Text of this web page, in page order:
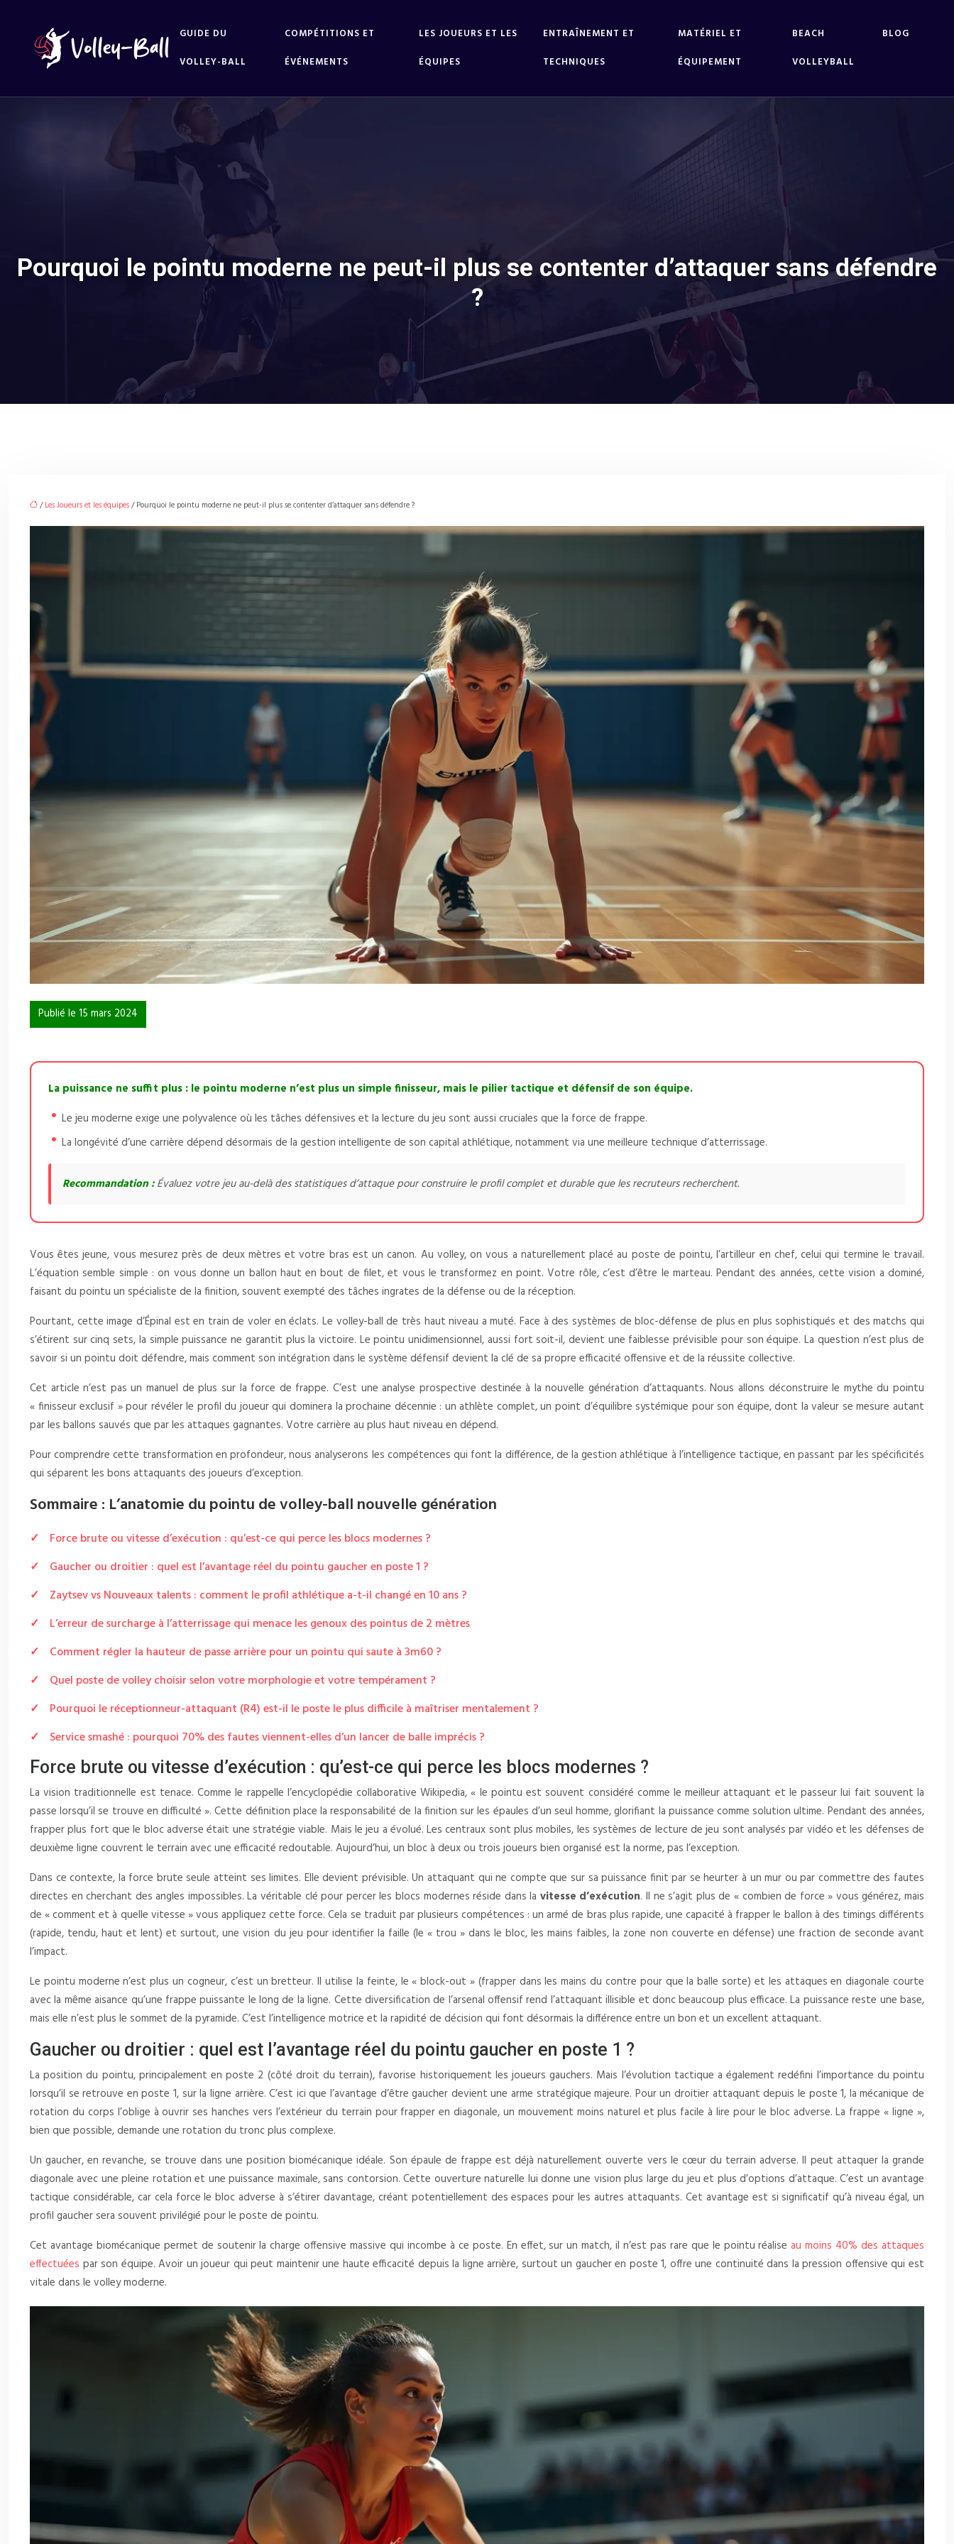
GUIDE DU
VOLLEY-BALL
COMPÉTITIONS ET
ÉVÉNEMENTS
LES JOUEURS ET LES
ÉQUIPES
ENTRAÎNEMENT ET
TECHNIQUES
MATÉRIEL ET
ÉQUIPEMENT
BEACH
VOLLEYBALL
BLOG
Pourquoi le pointu moderne ne peut-il plus se contenter d’attaquer sans défendre
?
/Les Joueurs et les équipes/ Pourquoi le pointu moderne ne peut-il plus se contenter d’attaquer sans défendre ?
Publié le 15 mars 2024
La puissance ne suffit plus : le pointu moderne n’est plus un simple finisseur, mais le pilier tactique et défensif de son équipe.
Le jeu moderne exige une polyvalence où les tâches défensives et la lecture du jeu sont aussi cruciales que la force de frappe.
La longévité d’une carrière dépend désormais de la gestion intelligente de son capital athlétique, notamment via une meilleure technique d’atterrissage.
Recommandation :Évaluez votre jeu au-delà des statistiques d’attaque pour construire le profil complet et durable que les recruteurs recherchent.
Vous êtes jeune, vous mesurez près de deux mètres et votre bras est un canon. Au volley, on vous a naturellement placé au poste de pointu, l’artilleur en chef, celui qui termine le travail.
L’équation semble simple : on vous donne un ballon haut en bout de filet, et vous le transformez en point. Votre rôle, c’est d’être le marteau. Pendant des années, cette vision a dominé,
faisant du pointu un spécialiste de la finition, souvent exempté des tâches ingrates de la défense ou de la réception.
Pourtant, cette image d’Épinal est en train de voler en éclats. Le volley-ball de très haut niveau a muté. Face à des systèmes de bloc-défense de plus en plus sophistiqués et des matchs qui
s’étirent sur cinq sets, la simple puissance ne garantit plus la victoire. Le pointu unidimensionnel, aussi fort soit-il, devient une faiblesse prévisible pour son équipe. La question n’est plus de
savoir si un pointu doit défendre, mais comment son intégration dans le système défensif devient la clé de sa propre efficacité offensive et de la réussite collective.
Cet article n’est pas un manuel de plus sur la force de frappe. C’est une analyse prospective destinée à la nouvelle génération d’attaquants. Nous allons déconstruire le mythe du pointu
« finisseur exclusif » pour révéler le profil du joueur qui dominera la prochaine décennie : un athlète complet, un point d’équilibre systémique pour son équipe, dont la valeur se mesure autant
par les ballons sauvés que par les attaques gagnantes. Votre carrière au plus haut niveau en dépend.
Pour comprendre cette transformation en profondeur, nous analyserons les compétences qui font la différence, de la gestion athlétique à l’intelligence tactique, en passant par les spécificités
qui séparent les bons attaquants des joueurs d’exception.
Sommaire : L’anatomie du pointu de volley-ball nouvelle génération
Force brute ou vitesse d’exécution : qu’est-ce qui perce les blocs modernes ?
Gaucher ou droitier : quel est l’avantage réel du pointu gaucher en poste 1 ?
Zaytsev vs Nouveaux talents : comment le profil athlétique a-t-il changé en 10 ans ?
L’erreur de surcharge à l’atterrissage qui menace les genoux des pointus de 2 mètres
Comment régler la hauteur de passe arrière pour un pointu qui saute à 3m60 ?
Quel poste de volley choisir selon votre morphologie et votre tempérament ?
Pourquoi le réceptionneur-attaquant (R4) est-il le poste le plus difficile à maîtriser mentalement ?
Service smashé : pourquoi 70% des fautes viennent-elles d’un lancer de balle imprécis ?
Force brute ou vitesse d’exécution : qu’est-ce qui perce les blocs modernes ?
La vision traditionnelle est tenace. Comme le rappelle l’encyclopédie collaborative Wikipedia, « le pointu est souvent considéré comme le meilleur attaquant et le passeur lui fait souvent la
passe lorsqu’il se trouve en difficulté ». Cette définition place la responsabilité de la finition sur les épaules d’un seul homme, glorifiant la puissance comme solution ultime. Pendant des années,
frapper plus fort que le bloc adverse était une stratégie viable. Mais le jeu a évolué. Les centraux sont plus mobiles, les systèmes de lecture de jeu sont analysés par vidéo et les défenses de
deuxième ligne couvrent le terrain avec une efficacité redoutable. Aujourd’hui, un bloc à deux ou trois joueurs bien organisé est la norme, pas l’exception.
Dans ce contexte, la force brute seule atteint ses limites. Elle devient prévisible. Un attaquant qui ne compte que sur sa puissance finit par se heurter à un mur ou par commettre des fautes
directes en cherchant des angles impossibles. La véritable clé pour percer les blocs modernes réside dans la vitesse d’exécution. Il ne s’agit plus de « combien de force » vous générez, mais
de « comment et à quelle vitesse » vous appliquez cette force. Cela se traduit par plusieurs compétences : un armé de bras plus rapide, une capacité à frapper le ballon à des timings différents
(rapide, tendu, haut et lent) et surtout, une vision du jeu pour identifier la faille (le « trou » dans le bloc, les mains faibles, la zone non couverte en défense) une fraction de seconde avant
l’impact.
Le pointu moderne n’est plus un cogneur, c’est un bretteur. Il utilise la feinte, le « block-out » (frapper dans les mains du contre pour que la balle sorte) et les attaques en diagonale courte
avec la même aisance qu’une frappe puissante le long de la ligne. Cette diversification de l’arsenal offensif rend l’attaquant illisible et donc beaucoup plus efficace. La puissance reste une base,
mais elle n’est plus le sommet de la pyramide. C’est l’intelligence motrice et la rapidité de décision qui font désormais la différence entre un bon et un excellent attaquant.
Gaucher ou droitier : quel est l’avantage réel du pointu gaucher en poste 1 ?
La position du pointu, principalement en poste 2 (côté droit du terrain), favorise historiquement les joueurs gauchers. Mais l’évolution tactique a également redéfini l’importance du pointu
lorsqu’il se retrouve en poste 1, sur la ligne arrière. C’est ici que l’avantage d’être gaucher devient une arme stratégique majeure. Pour un droitier attaquant depuis le poste 1, la mécanique de
rotation du corps l’oblige à ouvrir ses hanches vers l’extérieur du terrain pour frapper en diagonale, un mouvement moins naturel et plus facile à lire pour le bloc adverse. La frappe « ligne »,
bien que possible, demande une rotation du tronc plus complexe.
Un gaucher, en revanche, se trouve dans une position biomécanique idéale. Son épaule de frappe est déjà naturellement ouverte vers le cœur du terrain adverse. Il peut attaquer la grande
diagonale avec une pleine rotation et une puissance maximale, sans contorsion. Cette ouverture naturelle lui donne une vision plus large du jeu et plus d’options d’attaque. C’est un avantage
tactique considérable, car cela force le bloc adverse à s’étirer davantage, créant potentiellement des espaces pour les autres attaquants. Cet avantage est si significatif qu’à niveau égal, un
profil gaucher sera souvent privilégié pour le poste de pointu.
Cet avantage biomécanique permet de soutenir la charge offensive massive qui incombe à ce poste. En effet, sur un match, il n’est pas rare que le pointu réaliseau moins 40% des attaques
effectuées par son équipe. Avoir un joueur qui peut maintenir une haute efficacité depuis la ligne arrière, surtout un gaucher en poste 1, offre une continuité dans la pression offensive qui est
vitale dans le volley moderne.